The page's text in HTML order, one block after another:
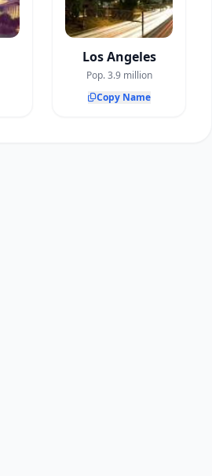
Los Angeles
Pop. 3.9 million
Copy Name